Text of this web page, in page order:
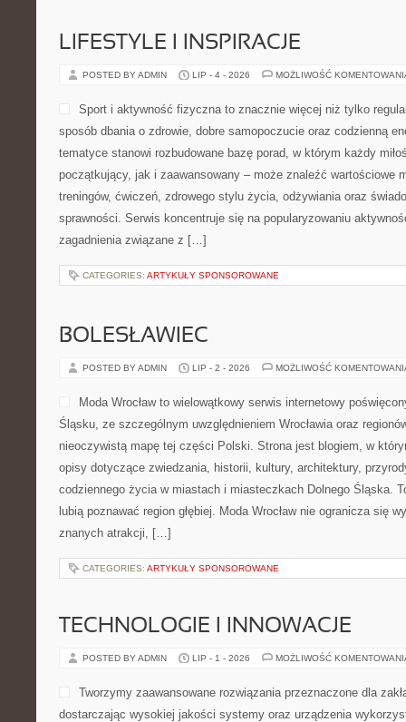
LIFESTYLE I INSPIRACJE
POSTED BY ADMIN LIP - 4 - 2026 MOŻLIWOŚĆ
Sport i aktywność fizyczna to znacznie więcej niż tylko
sposób dbania o zdrowie, dobre samopoczucie oraz codzienną
tematyce stanowi rozbudowane bazę porad, w którym każdy
początkujący, jak i zaawansowany – może znaleźć wartościowe
treningów, ćwiczeń, zdrowego stylu życia, odżywiania oraz
sprawności. Serwis koncentruje się na popularyzowaniu
zagadnienia związane z […]
CATEGORIES: ARTYKUŁY SPONSOROWANE
BOLESŁAWIEC
POSTED BY ADMIN LIP - 2 - 2026 MOŻLIWOŚĆ
Moda Wrocław to wielowątkowy serwis internetowy
Śląsku, ze szczególnym uwzględnieniem Wrocławia oraz
nieoczywistą mapę tej części Polski. Strona jest blogiem, w
opisy dotyczące zwiedzania, historii, kultury, architektury,
codziennego życia w miastach i miasteczkach Dolnego Śląska.
lubią poznawać region głębiej. Moda Wrocław nie ogranicza się
znanych atrakcji, […]
CATEGORIES: ARTYKUŁY SPONSOROWANE
TECHNOLOGIE I INNOWACJE
POSTED BY ADMIN LIP - 1 - 2026 MOŻLIWOŚĆ
Tworzymy zaawansowane rozwiązania przeznaczone dla
dostarczając wysokiej jakości systemy oraz urządzenia